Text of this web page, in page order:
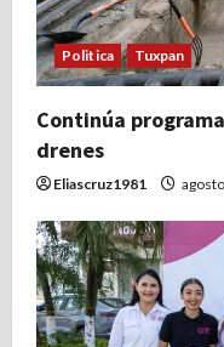
Politica Tuxpan
Continúa
drenes
Eliascruz1981